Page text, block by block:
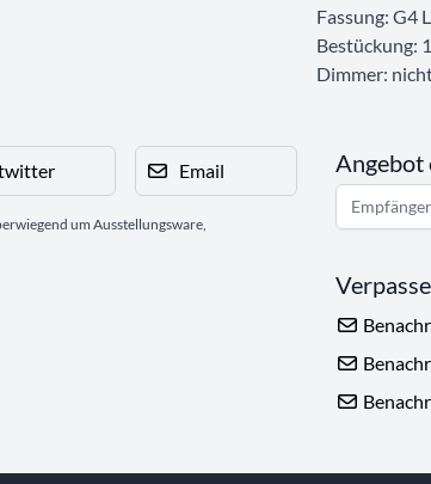
Fassung: G4
Bestückung:
Dimmer:
Email
um Ausstellungsware,
Angebot